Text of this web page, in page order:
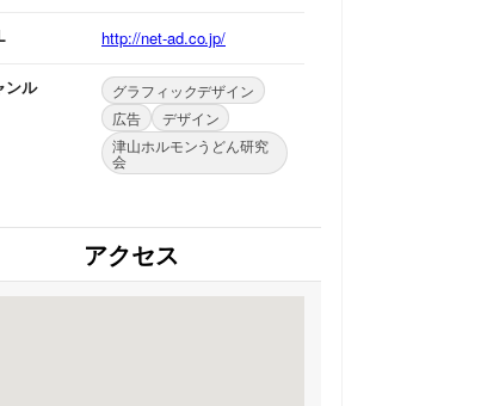
http://net-ad.co.jp/
ンル
グラフィックデザイン
広告
デザイン
津山ホルモンうどん研究
会
アクセス